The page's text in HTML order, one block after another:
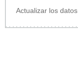
Actualizar los datos